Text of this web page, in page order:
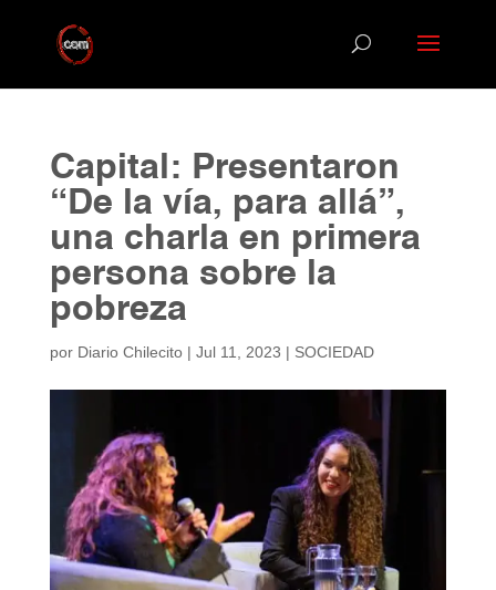
Capital: Presentaron
“De la vía, para allá”,
una charla en primera
persona sobre la
pobreza
por Diario Chilecito| Jul 11, 2023 | SOCIEDAD